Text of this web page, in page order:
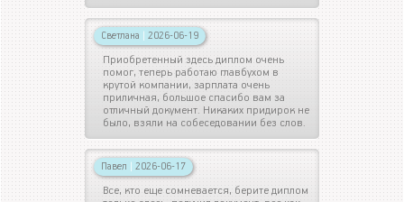
Светлана | 2026-06-19
Приобретенный здесь диплом очень
помог, теперь работаю главбухом в
крутой компании, зарплата очень
приличная, большое спасибо вам за
отличный документ. Никаких придирок не
было, взяли на собеседовании без слов.
Павел | 2026-06-17
Все, кто еще сомневается, берите диплом